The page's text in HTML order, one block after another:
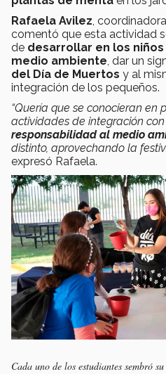
Rafaela Avilez ,
comentó que esta actividad
de desarrollar en los
medio ambiente , dar un
del Día de Muertos y al
integración de los pequeños.
“Quería que se conocieran en
actividades de integración
responsabilidad al medio
distinto, aprovechando la
expresó Rafaela.
Cada uno de los estudiantes sembró